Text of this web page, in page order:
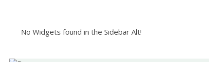
No Widgets found in the Sidebar Alt!